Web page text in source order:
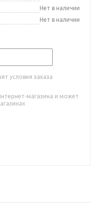
Нет в наличии
Нет в наличии
условия заказа
магазина и может